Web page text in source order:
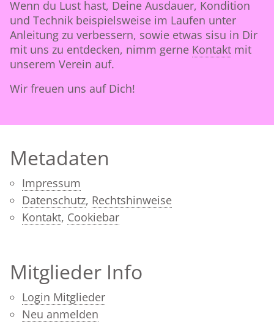
Wenn du Lust hast, Deine Ausdauer, Kondition
und Technik beispielsweise im Laufen unter
Anleitung zu verbessern, sowie etwas sisu in Dir
mit uns zu entdecken, nimm gerne Kontakt mit
unserem Verein auf.
Wir freuen uns auf Dich!
Metadaten
Impressum
Datenschutz, Rechtshinweise
Kontakt, Cookiebar
Mitglieder Info
Login Mitglieder
Neu anmelden